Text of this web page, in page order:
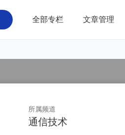
所属频道
通信技术
全部专栏 文章管理